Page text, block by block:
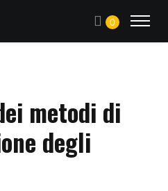
0
metodi di
degli